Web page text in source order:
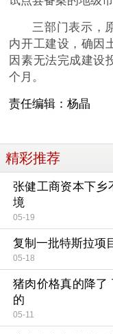
三部门表示，
内开工建设，确因
因素无法完成建设
个月。
责任编辑：杨晶
精彩推荐
张健工商资本下乡
境
05-19
复制一批特斯拉项
05-18
猪肉价格真的降了
的
05-11